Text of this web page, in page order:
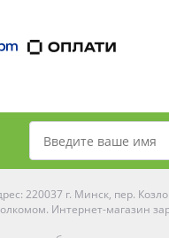
220037 г. Минск, пер.
Интернет-магазин